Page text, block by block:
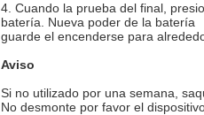
4. Cuando la prueba del final,
batería. Nueva poder de la batería
guarde el encenderse para
Aviso
Si no utilizado por una semana,
No desmonte por favor el